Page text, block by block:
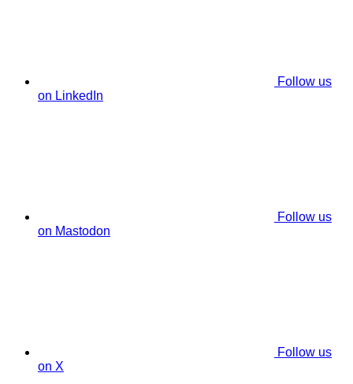
Follow us
on LinkedIn
Follow us
on Mastodon
Follow us
on X